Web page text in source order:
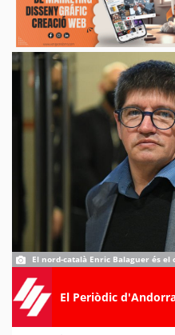
El nord-català Enric Balaguer és
El Periòdic